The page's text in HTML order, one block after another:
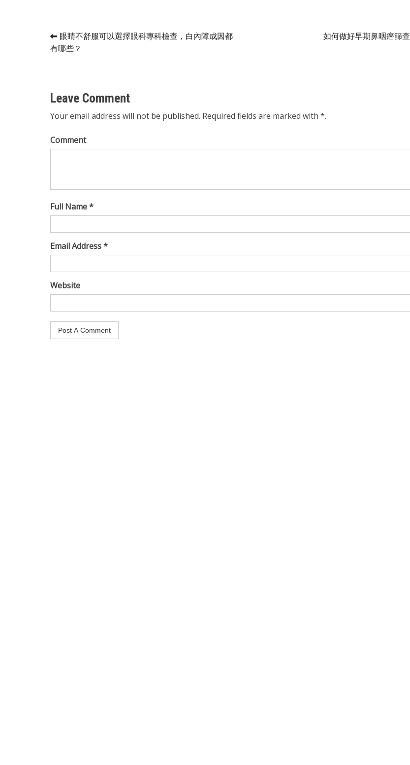
Post
眼睛不舒服可以選擇眼科專科檢查，白內障成因都
有哪些？
如何做好早期鼻咽癌篩查
Leave Comment
Your email address will not be published. Required fields are marked with *.
Comment
Full Name *
Email Address *
Website